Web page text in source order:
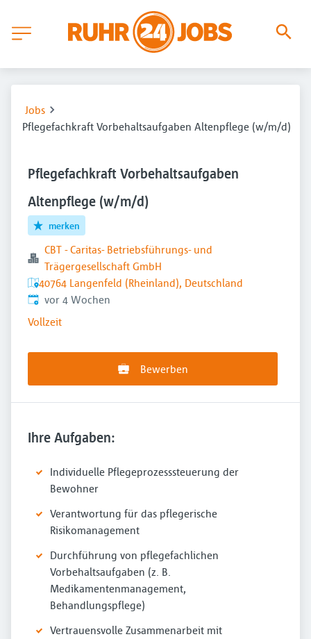
Jobs
Pflegefachkraft Vorbehaltsaufgaben Altenpflege (w/m/d)
Pflegefachkraft Vorbehaltsaufgaben
Altenpflege (w/m/d)
merken
CBT - Caritas- Betriebsführungs- und
Trägergesellschaft GmbH
40764 Langenfeld (Rheinland), Deutschland
Veröffentlicht:
vor 4 Wochen
Vollzeit
Bewerben
Ihre Aufgaben:
Individuelle Pflegeprozesssteuerung der
Bewohner
Verantwortung für das pflegerische
Risikomanagement
Durchführung von pflegefachlichen
Vorbehaltsaufgaben (z. B.
Medikamentenmanagement,
Behandlungspflege)
Vertrauensvolle Zusammenarbeit mit